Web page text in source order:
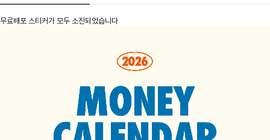
무료배포 스티커가 모두 소진되었습니다